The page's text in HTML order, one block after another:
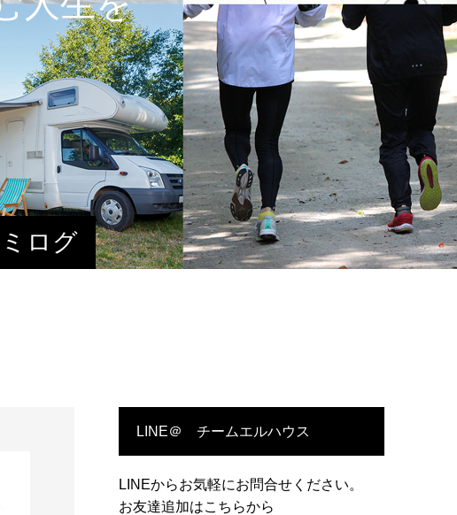
ログ
LINE＠ チームエルハウス
LINEからお気軽にお問合せください。
お友達追加はこちらから